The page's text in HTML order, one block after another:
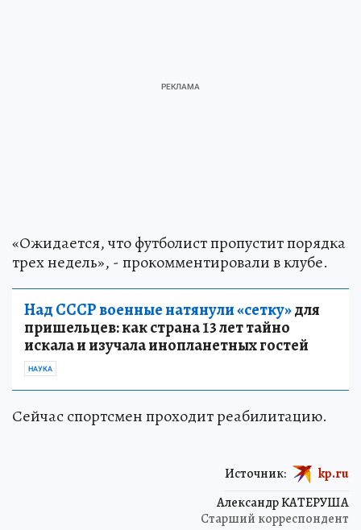
«Ожидается, что футболист пропустит порядка
трех недель», - прокомментировали в клубе.
Над СССР военные натянули «сетку»для
пришельцев: как страна 13 лет тайно
искала и изучала инопланетных гостей
НАУКА
Сейчас спортсмен проходит реабилитацию.
Александр КАТЕРУША
Старший корреспондент
Источник: kp.ru